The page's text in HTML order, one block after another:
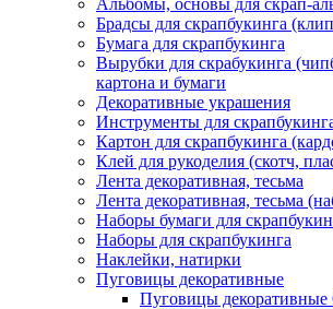
Альбомы, основы для скрап-
Брадсы для скрапбукинга
Бумага для скрапбукинга
Вырубки для скрабукинга
картона и бумаги
Декоративные украшения
Инструменты для
Картон для скрапбукинга
Клей для рукоделия (скотч,
Лента декоративная, тесьма
Лента декоративная, тесьма
Наборы бумаги для
Наборы для скрапбукинга
Наклейки, натирки
Пуговицы декоративные
Пуговицы декоративные